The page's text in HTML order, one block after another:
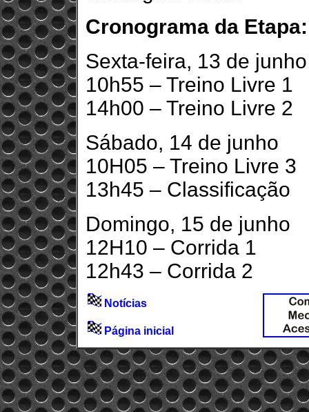
Cronograma da Etapa:
Sexta-feira, 13 de junho
10h55 – Treino Livre 1
14h00 – Treino Livre 2
Sábado, 14 de junho
10H05 – Treino Livre 3
13h45 – Classificação
Domingo, 15 de junho
12H10 – Corrida 1
12h43 – Corrida 2
Notícias
Página inicial